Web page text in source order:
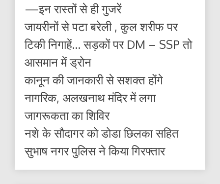
—इन रास्तों से ही गुजरें
जायरीनों से पटा बरेली , कुल शरीफ पर
टिकी निगाहें… सड़कों पर DM – SSP तो
आसमान में ड्रोन
कानून की जानकारी से सशक्त होंगे
नागरिक, अलखनाथ मंदिर में लगा
जागरूकता का शिविर
नशे के सौदागर को डोडा छिलका सहित
सुभाष नगर पुलिस ने किया गिरफ्तार